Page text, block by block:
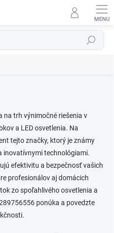
Hľadať
trh výnimočné riešenia v
a LED osvetlenia. Na
tejto značky, ktorý je známy
inovatívnymi technológiami.
efektivitu a bezpečnosť vašich
profesionálov aj domácich
zo spoľahlivého osvetlenia a
ponúka a povedzte